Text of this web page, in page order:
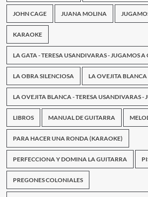
JOHN CAGE JUANA MOLINA
KARAOKE
LA GATA - TERESA USANDIVARAS - JUGAMOS A
LA OBRA SILENCIOSA LA OVEJITA BLANCA
LA OVEJITA BLANCA - TERESA USANDIVARAS -
LIBROS MANUAL DE GUITARRA
PARA HACER UNA RONDA (KARAOKE)
PERFECCIONA Y DOMINA LA GUITARRA
PREGONES COLONIALES